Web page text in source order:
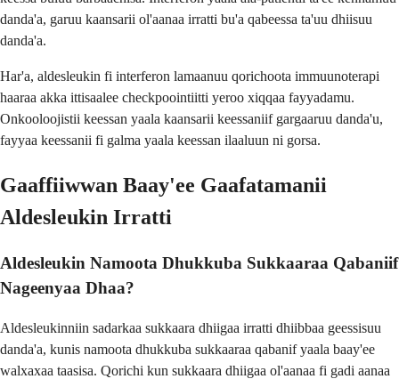
danda'a, garuu kaansarii ol'aanaa irratti bu'a qabeessa ta'uu dhiisuu
danda'a.
Har'a, aldesleukin fi interferon lamaanuu qorichoota immuunoterapi
haaraa akka ittisaalee checkpoointiitti yeroo xiqqaa fayyadamu.
Onkooloojistii keessan yaala kaansarii keessaniif gargaaruu danda'u,
fayyaa keessanii fi galma yaala keessan ilaaluun ni gorsa.
Gaaffiiwwan Baay'ee Gaafatamanii
Aldesleukin Irratti
Aldesleukin Namoota Dhukkuba Sukkaaraa Qabaniif
Nageenyaa Dhaa?
Aldesleukinniin sadarkaa sukkaara dhiigaa irratti dhiibbaa geessisuu
danda'a, kunis namoota dhukkuba sukkaaraa qabanif yaala baay'ee
walxaxaa taasisa. Qorichi kun sukkaara dhiigaa ol'aanaa fi gadi aanaa